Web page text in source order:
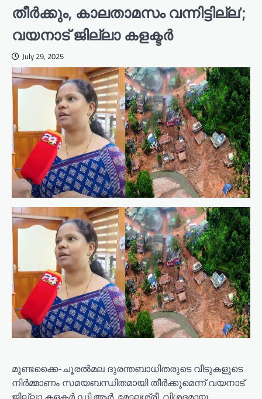
തീർക്കും, കാലതാമസം വന്നിട്ടില്ല’;
വയനാട് ജില്ലാ കളക്ടർ
July 29, 2025
മുണ്ടക്കൈ-ചൂരൽമല ദുരന്തബാധിതരുടെ വീടുകളുടെ
നിർമ്മാണം സമയബന്ധിതമായി തീർക്കുമെന്ന് വയനാട്